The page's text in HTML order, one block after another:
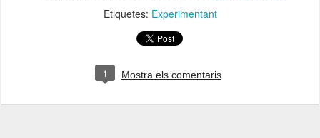
Etiquetes: Experimentant
1 Mostra els comentaris